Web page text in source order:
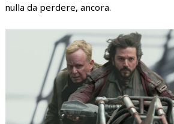
nulla da perdere, ancora.